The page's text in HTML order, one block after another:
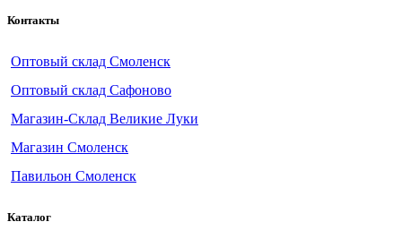
Контакты
Оптовый склад Смоленск
Оптовый склад Сафоново
Магазин-Склад Великие Луки
Магазин Смоленск
Павильон Смоленск
Каталог